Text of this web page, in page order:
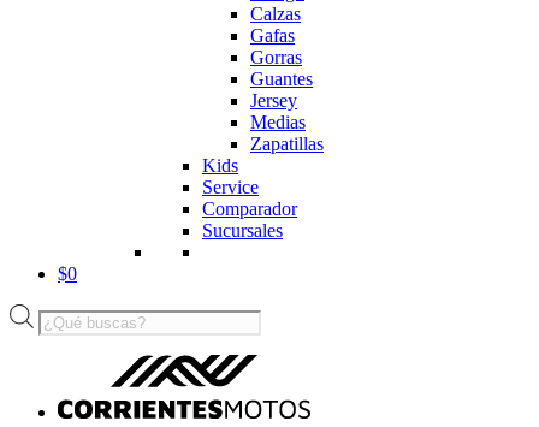
Calzas
Gafas
Gorras
Guantes
Jersey
Medias
Zapatillas
Kids
Service
Comparador
Sucursales
$0
Búsqueda
de